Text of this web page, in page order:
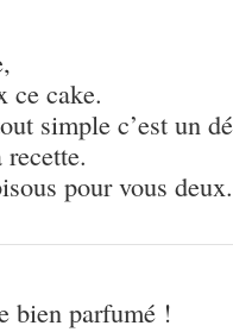
ce cake.
simple c’est un
pour vous deux.
bien parfumé !